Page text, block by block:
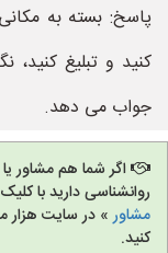
پاسخ: بسته به
کنید و تبلیغ کنید،
جواب می دهد.
اگر شما هم مشاور
روانشناسی دارید با
مشاور» در سایت هزار
کنید.